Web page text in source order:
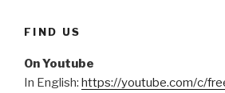
FIND US
On Youtube
In English: https://youtube.com/c/